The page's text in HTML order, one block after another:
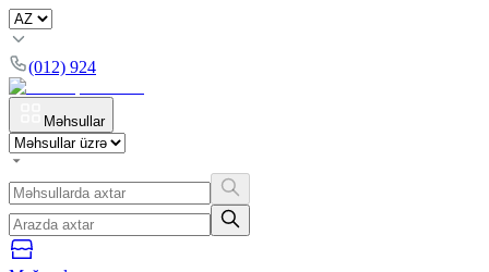
(012) 924
Məhsullar